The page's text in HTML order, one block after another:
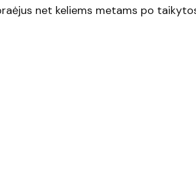
net keliems metams po